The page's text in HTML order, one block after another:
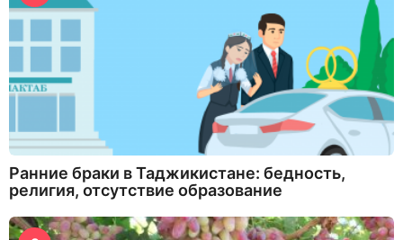
Ранние браки в Таджикистане: бедность,
религия, отсутствие образование